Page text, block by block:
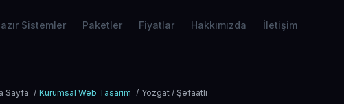
Sistemler Paketler Fiyatlar Hakkımızda İletişim
Sayfa / Kurumsal Web Tasarım / Yozgat / Şefaatli